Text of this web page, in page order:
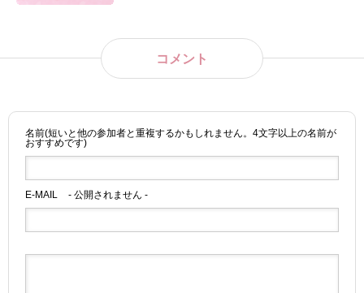
コメント
名前(短いと他の参加者と重複するかもしれません。4文字以上の名前が
おすすめです)
E-MAIL - 公開されません -